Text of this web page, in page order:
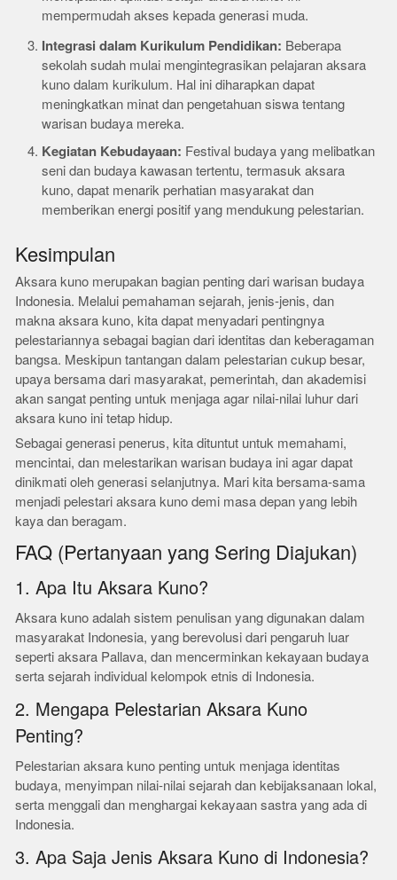
mempermudah akses kepada generasi muda.
Integrasi dalam Kurikulum Pendidikan: Beberapa
sekolah sudah mulai mengintegrasikan pelajaran aksara
kuno dalam kurikulum. Hal ini diharapkan dapat
meningkatkan minat dan pengetahuan siswa tentang
warisan budaya mereka.
Kegiatan Kebudayaan: Festival budaya yang melibatkan
seni dan budaya kawasan tertentu, termasuk aksara
kuno, dapat menarik perhatian masyarakat dan
memberikan energi positif yang mendukung pelestarian.
Kesimpulan
Aksara kuno merupakan bagian penting dari warisan budaya
Indonesia. Melalui pemahaman sejarah, jenis-jenis, dan
makna aksara kuno, kita dapat menyadari pentingnya
pelestariannya sebagai bagian dari identitas dan keberagaman
bangsa. Meskipun tantangan dalam pelestarian cukup besar,
upaya bersama dari masyarakat, pemerintah, dan akademisi
akan sangat penting untuk menjaga agar nilai-nilai luhur dari
aksara kuno ini tetap hidup.
Sebagai generasi penerus, kita dituntut untuk memahami,
mencintai, dan melestarikan warisan budaya ini agar dapat
dinikmati oleh generasi selanjutnya. Mari kita bersama-sama
menjadi pelestari aksara kuno demi masa depan yang lebih
kaya dan beragam.
FAQ (Pertanyaan yang Sering Diajukan)
1. Apa Itu Aksara Kuno?
Aksara kuno adalah sistem penulisan yang digunakan dalam
masyarakat Indonesia, yang berevolusi dari pengaruh luar
seperti aksara Pallava, dan mencerminkan kekayaan budaya
serta sejarah individual kelompok etnis di Indonesia.
2. Mengapa Pelestarian Aksara Kuno
Penting?
Pelestarian aksara kuno penting untuk menjaga identitas
budaya, menyimpan nilai-nilai sejarah dan kebijaksanaan lokal,
serta menggali dan menghargai kekayaan sastra yang ada di
Indonesia.
3. Apa Saja Jenis Aksara Kuno di Indonesia?